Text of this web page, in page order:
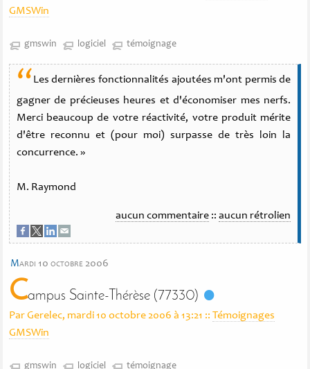
GMSWin
gmswin logiciel témoignage
“ Les dernières fonctionnalités ajoutées m'ont permis de
gagner de précieuses heures et d'économiser mes nerfs.
Merci beaucoup de votre réactivité, votre produit mérite
d'être reconnu et (pour moi) surpasse de très loin la
concurrence. »
M. Raymond
aucun commentaire :: aucun rétrolien
mardi 10 octobre 2006
Campus Sainte-Thérèse (77330)
Par Gerelec, mardi 10 octobre 2006 à 13:21 :: Témoignages
GMSWin
gmswin logiciel témoignage